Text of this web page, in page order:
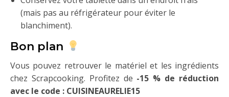
(mais pas au réfrigérateur pour éviter le
blanchiment).
Bon plan
Vous pouvez retrouver le matériel et les ingrédients
chez Scrapcooking. Profitez de -15 % de réduction
avec le code : CUISINEAURELIE15